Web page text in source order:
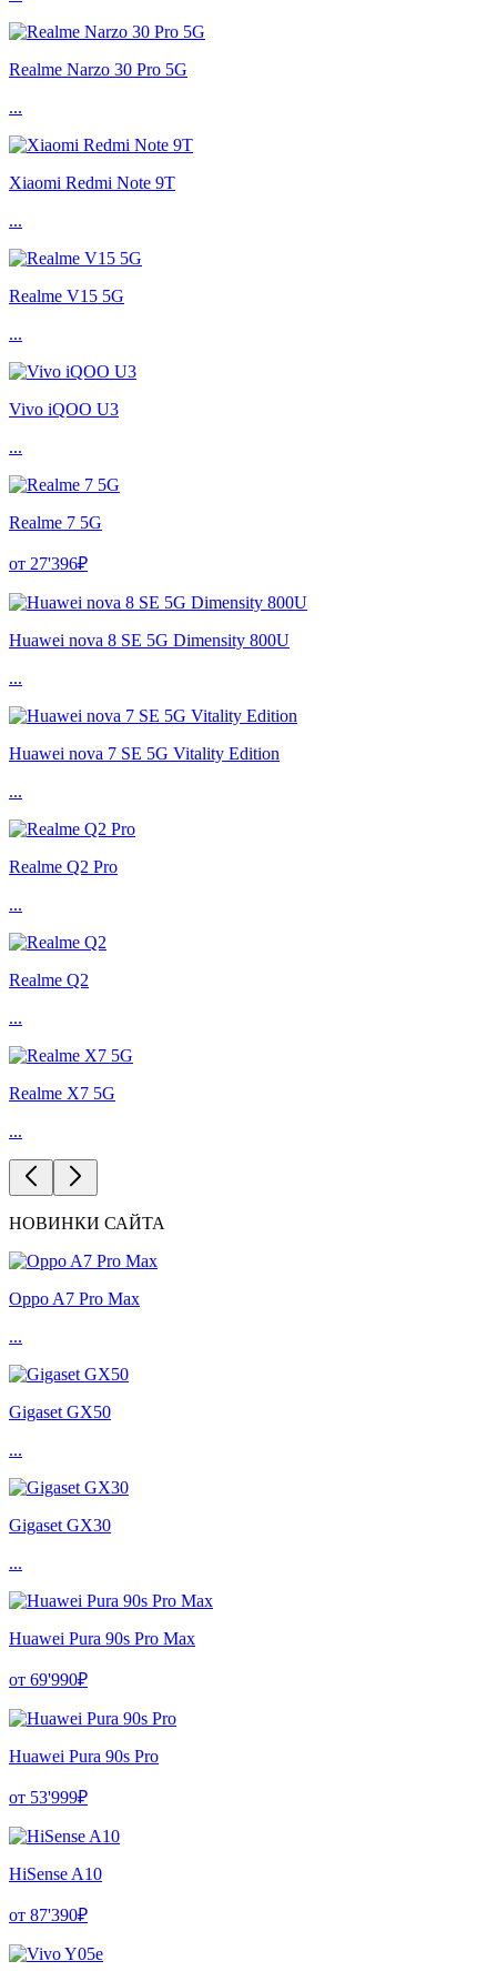
Realme Narzo 30 Pro 5G
...
Xiaomi Redmi Note 9T
...
Realme V15 5G
...
Vivo iQOO U3
...
Realme 7 5G
от 27'396₽
Huawei nova 8 SE 5G Dimensity 800U
...
Huawei nova 7 SE 5G Vitality Edition
...
Realme Q2 Pro
...
Realme Q2
...
Realme X7 5G
...
НОВИНКИ САЙТА
Oppo A7 Pro Max
...
Gigaset GX50
...
Gigaset GX30
...
Huawei Pura 90s Pro Max
от 69'990₽
Huawei Pura 90s Pro
от 53'999₽
HiSense A10
от 87'390₽